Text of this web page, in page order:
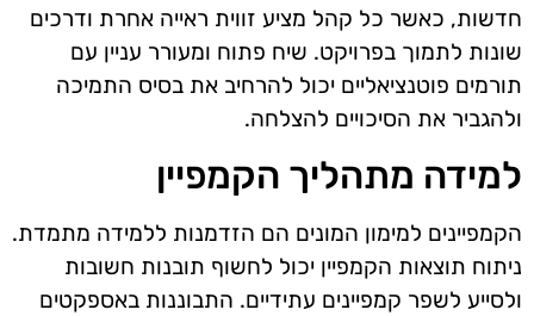
חדשות, כאשר כל קהל מציע זווית ראייה אחרת ודרכים
שונות לתמוך בפרויקט. שיח פתוח ומעורר עניין עם
תורמים פוטנציאליים יכול להרחיב את בסיס התמיכה
ולהגביר את הסיכויים להצלחה.
למידה מתהליך הקמפיין
הקמפיינים למימון המונים הם הזדמנות ללמידה מתמדת.
ניתוח תוצאות הקמפיין יכול לחשוף תובנות חשובות
ולסייע לשפר קמפיינים עתידיים. התבוננות באספקטים